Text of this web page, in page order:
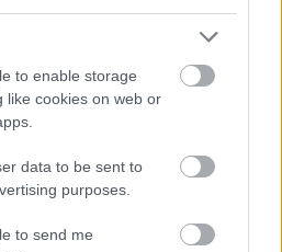
to enable storage
like cookies on web or
data to be sent to
purposes.
to send me